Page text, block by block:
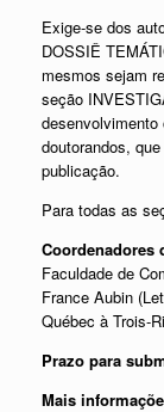
Exige-se dos
DOSSIÊ
mesmos sejam
seção
doutorandos,
publicação.
Para todas as
Coordenadores
Faculdade de
France Aubin
Québec à Trois-
Prazo para
Mais